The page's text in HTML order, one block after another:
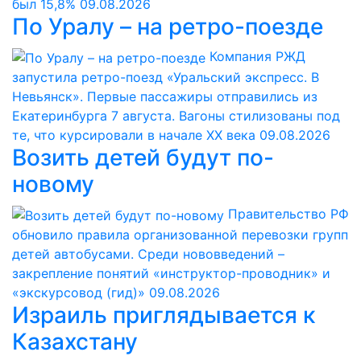
был 15,8% 09.08.2026
По Уралу – на ретро-поезде
Компания РЖД
запустила ретро-поезд «Уральский экспресс. В
Невьянск». Первые пассажиры отправились из
Екатеринбурга 7 августа. Вагоны стилизованы под
те, что курсировали в начале ХХ века 09.08.2026
Возить детей будут по-
новому
Правительство РФ
обновило правила организованной перевозки групп
детей автобусами. Среди нововведений –
закрепление понятий «инструктор-проводник» и
«экскурсовод (гид)» 09.08.2026
Израиль приглядывается к
Казахстану